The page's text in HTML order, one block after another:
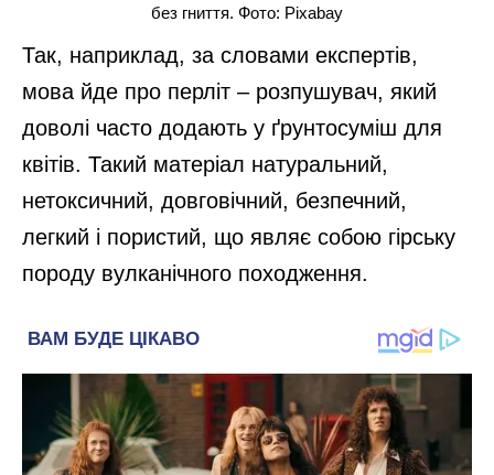
без гниття. Фото: Pixabay
Так, наприклад, за словами експертів,
мова йде про перліт – розпушувач, який
доволі часто додають у ґрунтосуміш для
квітів. Такий матеріал натуральний,
нетоксичний, довговічний, безпечний,
легкий і пористий, що являє собою гірську
породу вулканічного походження.